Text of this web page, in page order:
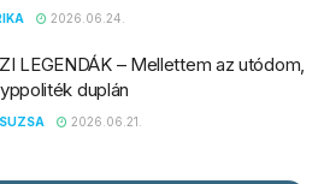
2026.06.24.
LEGENDÁK – Mellettem az utódom,
duplán
2026.06.21.